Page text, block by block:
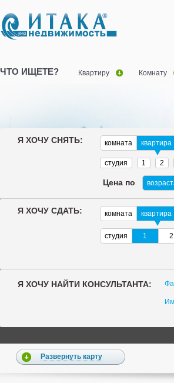
ЧТО ИЩЕТЕ? Квартиру Комнату
Я ХОЧУ СНЯТЬ: комната квартира
студия 1 2
Цена по
Я ХОЧУ СДАТЬ: комната квартира
студия 1 2
Я ХОЧУ НАЙТИ КОНСУЛЬТАНТА:
Развернуть карту